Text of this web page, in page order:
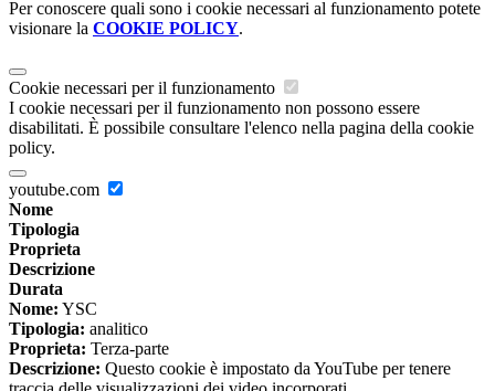
Per conoscere quali sono i cookie necessari al funzionamento potete
visionare la COOKIE POLICY.
Cookie necessari per il funzionamento
I cookie necessari per il funzionamento non possono essere
disabilitati. È possibile consultare l'elenco nella pagina della cookie
policy.
youtube.com
Nome
Tipologia
Proprieta
Descrizione
Durata
Nome: YSC
Tipologia: analitico
Proprieta: Terza-parte
Descrizione: Questo cookie è impostato da YouTube per tenere